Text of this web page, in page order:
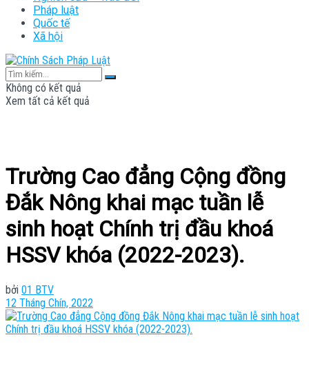
Pháp luật
Quốc tế
Xã hội
Không có kết quả
Xem tất cả kết quả
Trường Cao đẳng Cộng đồng
Đắk Nông khai mạc tuần lễ
sinh hoạt Chính trị đầu khoá
HSSV khóa (2022-2023).
bởi 01 BTV
12 Tháng Chín, 2022